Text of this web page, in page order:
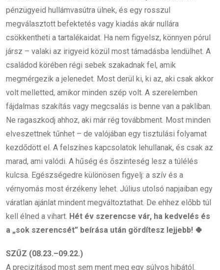
pénzügyeid hullámvasútra ülnek, és egy rosszul
megválasztott befektetés vagy kiadás akár nullára
csökkentheti a tartalékaidat. Ha nem figyelsz, könnyen pórul
jársz – valaki az irigyeid közül most támadásba lendülhet. A
családod körében régi sebek szakadnak fel, amik
megmérgezik a jelenedet. Most derül ki, ki az, aki csak akkor
volt melletted, amikor minden szép volt. A szerelemben
fájdalmas szakítás vagy megcsalás is benne van a pakliban.
Ne ragaszkodj ahhoz, aki már rég továbbment. Most minden
elveszettnek tűnhet – de valójában egy tisztulási folyamat
kezdődött el. A felszínes kapcsolatok lehullanak, és csak az
marad, ami valódi. A hűség és őszinteség lesz a túlélés
kulcsa. Egészségedre különösen figyelj: a szív és a
vérnyomás most érzékeny lehet. Július utolsó napjaiban egy
váratlan ajánlat mindent megváltoztathat. De ehhez előbb túl
kell élned a vihart. Hét év szerencse vár, ha kedvelés és
a „sok szerencsét” beírása után gördítesz lejjebb! 🍀
SZŰZ (08.23.–09.22.)
A precizitásod most sem ment meg egy súlyos hibától.